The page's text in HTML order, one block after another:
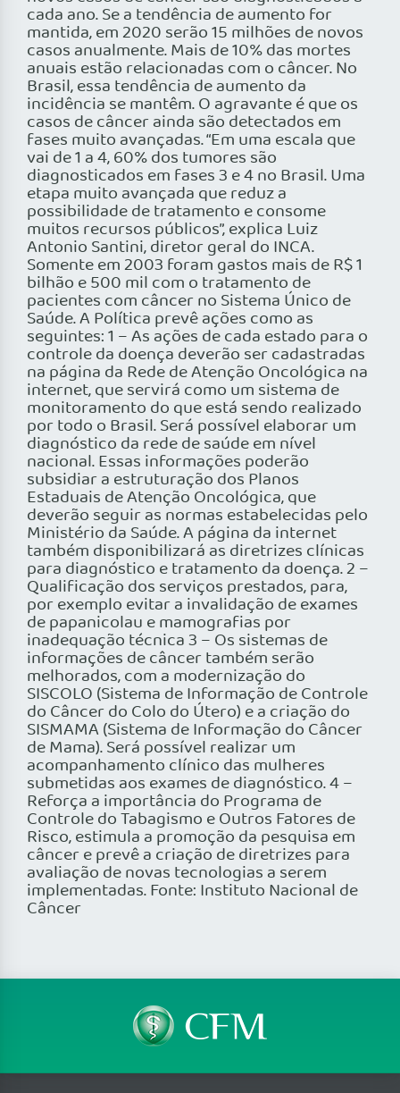
cada ano. Se a tendência de aumento for
mantida, em 2020 serão 15 milhões de novos
casos anualmente. Mais de 10% das mortes
anuais estão relacionadas com o câncer. No
Brasil, essa tendência de aumento da
incidência se mantêm. O agravante é que os
casos de câncer ainda são detectados em
fases muito avançadas. “Em uma escala que
vai de 1 a 4, 60% dos tumores são
diagnosticados em fases 3 e 4 no Brasil. Uma
etapa muito avançada que reduz a
possibilidade de tratamento e consome
muitos recursos públicos”, explica Luiz
Antonio Santini, diretor geral do INCA.
Somente em 2003 foram gastos mais de R$ 1
bilhão e 500 mil com o tratamento de
pacientes com câncer no Sistema Único de
Saúde. A Política prevê ações como as
seguintes: 1 – As ações de cada estado para o
controle da doença deverão ser cadastradas
na página da Rede de Atenção Oncológica na
internet, que servirá como um sistema de
monitoramento do que está sendo realizado
por todo o Brasil. Será possível elaborar um
diagnóstico da rede de saúde em nível
nacional. Essas informações poderão
subsidiar a estruturação dos Planos
Estaduais de Atenção Oncológica, que
deverão seguir as normas estabelecidas pelo
Ministério da Saúde. A página da internet
também disponibilizará as diretrizes clínicas
para diagnóstico e tratamento da doença. 2 –
Qualificação dos serviços prestados, para,
por exemplo evitar a invalidação de exames
de papanicolau e mamografias por
inadequação técnica 3 – Os sistemas de
informações de câncer também serão
melhorados, com a modernização do
SISCOLO (Sistema de Informação de Controle
do Câncer do Colo do Útero) e a criação do
SISMAMA (Sistema de Informação do Câncer
de Mama). Será possível realizar um
acompanhamento clínico das mulheres
submetidas aos exames de diagnóstico. 4 –
Reforça a importância do Programa de
Controle do Tabagismo e Outros Fatores de
Risco, estimula a promoção da pesquisa em
câncer e prevê a criação de diretrizes para
avaliação de novas tecnologias a serem
implementadas. Fonte: Instituto Nacional de
Câncer